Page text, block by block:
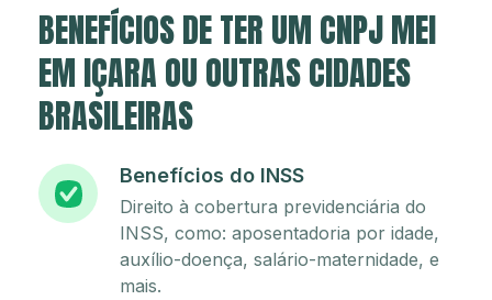
BENEFÍCIOS DE TER UM CNPJ MEI
EM IÇARA OU OUTRAS CIDADES
BRASILEIRAS
Benefícios do INSS
Direito à cobertura previdenciária do
INSS, como: aposentadoria por idade,
auxílio-doença, salário-maternidade, e
mais.